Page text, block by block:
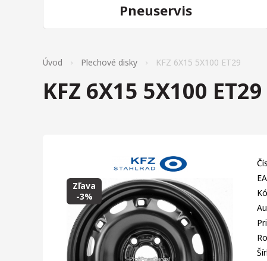
Pneuservis
Úvod Plechové disky KFZ 6X15 5X100 ET29
KFZ 6X15 5X100 ET29
Zľava
-3%